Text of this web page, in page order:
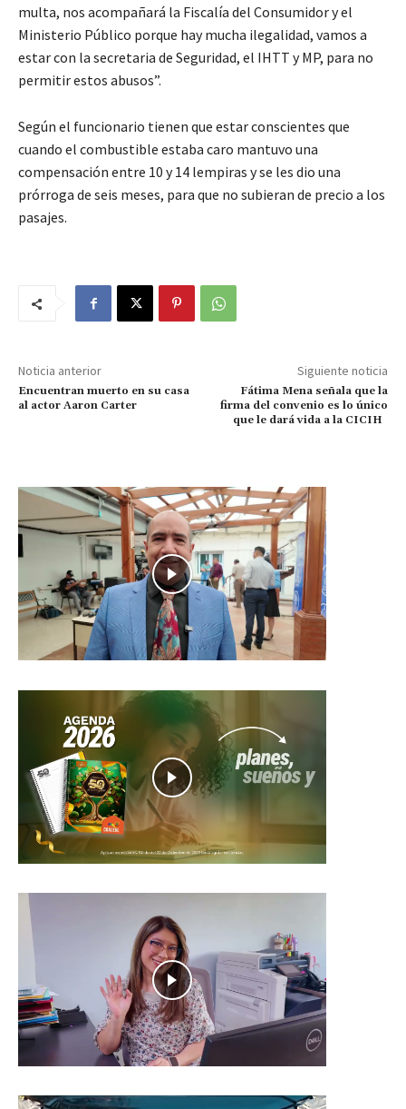
multa, nos acompañará la Fiscalía del Consumidor y el
Ministerio Público porque hay mucha ilegalidad, vamos a
estar con la secretaria de Seguridad, el IHTT y MP, para no
permitir estos abusos”.
Según el funcionario tienen que estar conscientes que
cuando el combustible estaba caro mantuvo una
compensación entre 10 y 14 lempiras y se les dio una
prórroga de seis meses, para que no subieran de precio a los
pasajes.
Noticia anterior
Encuentran muerto en su casa
al actor Aaron Carter
Siguiente noticia
Fátima Mena señala que la
firma del convenio es lo único
que le dará vida a la CICIH